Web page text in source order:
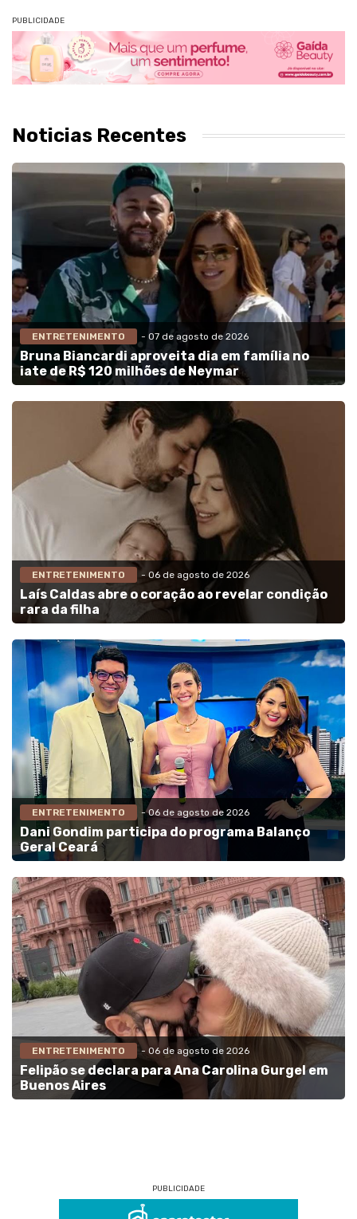
PUBLICIDADE
Noticias Recentes
ENTRETENIMENTO - 07 de agosto de 2026
Bruna Biancardi aproveita dia em família no
iate de R$ 120 milhões de Neymar
ENTRETENIMENTO - 06 de agosto de 2026
Laís Caldas abre o coração ao revelar condição
rara da filha
ENTRETENIMENTO - 06 de agosto de 2026
Dani Gondim participa do programa Balanço
Geral Ceará
ENTRETENIMENTO - 06 de agosto de 2026
Felipão se declara para Ana Carolina Gurgel em
Buenos Aires
PUBLICIDADE